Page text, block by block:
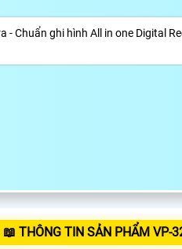
- Chuẩn ghi hình All in one Digital
📖 THÔNG TIN SẢN PHẨM VP-